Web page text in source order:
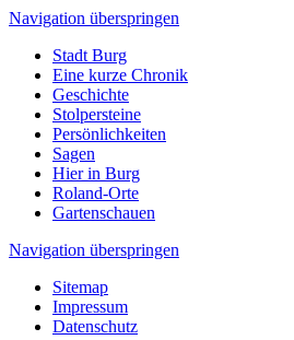
Navigation überspringen
Stadt Burg
Eine kurze Chronik
Geschichte
Stolpersteine
Persönlichkeiten
Sagen
Hier in Burg
Roland-Orte
Gartenschauen
Navigation überspringen
Sitemap
Impressum
Datenschutz